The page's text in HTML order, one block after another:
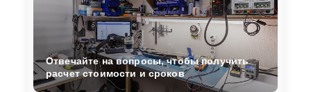
Отвечайте на вопросы, чтобы получить
расчет стоимости и сроков